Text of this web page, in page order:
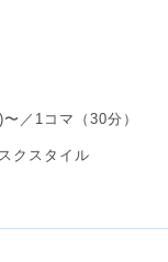
／1コマ（30分）
クスタイル